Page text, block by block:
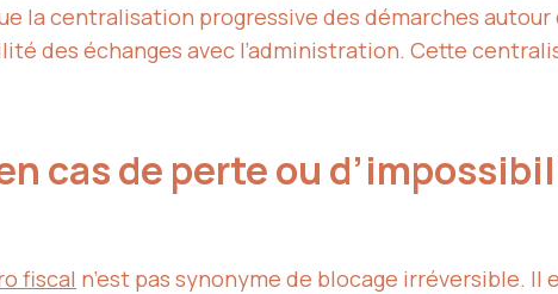
la centralisation progressive des démarches
des échanges avec l’administration. Cette
cas de perte ou
fiscal n’est pas synonyme de blocage irréversible.